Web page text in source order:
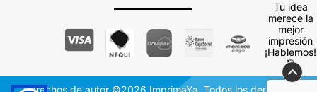
Tu idea
merece la
mejor
impresión
¡Hablemos!
🎯
Derechos de autor ©2026 ImprimaYa. Todos los derechos